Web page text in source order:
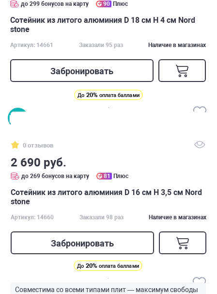
до 299 бонусов на карту 90 Плюс
Сотейник из литого алюминия D 18 см H 4 см Nord
stone
Артикул: 14661 Заказали 95 раз Наличие в магазинах
Забронировать
До 20% оплата баллами
0 отзывов
2 690 руб.
до 269 бонусов на карту 81 Плюс
Сотейник из литого алюминия D 16 см H 3,5 см Nord
stone
Артикул: 14660 Заказали 98 раз Наличие в магазинах
Забронировать
До 20% оплата баллами
Совместима со всеми типами плит — максимум свободы